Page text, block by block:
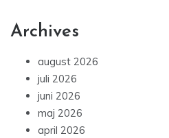
Archives
august 2026
juli 2026
juni 2026
maj 2026
april 2026